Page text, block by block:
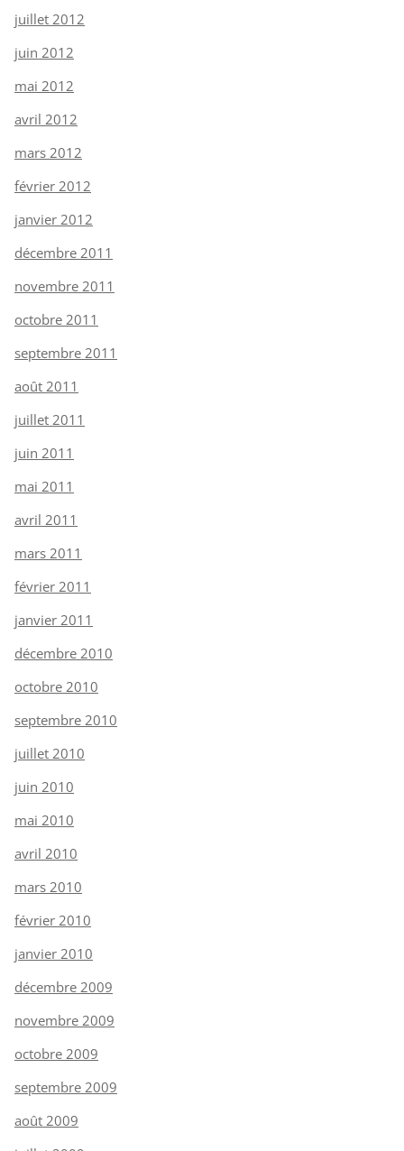
juillet 2012
juin 2012
mai 2012
avril 2012
mars 2012
février 2012
janvier 2012
décembre 2011
novembre 2011
octobre 2011
septembre 2011
août 2011
juillet 2011
juin 2011
mai 2011
avril 2011
mars 2011
février 2011
janvier 2011
décembre 2010
octobre 2010
septembre 2010
juillet 2010
juin 2010
mai 2010
avril 2010
mars 2010
février 2010
janvier 2010
décembre 2009
novembre 2009
octobre 2009
septembre 2009
août 2009